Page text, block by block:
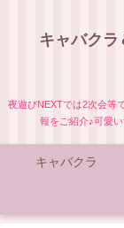
キャバクラ
夜遊びNEXTでは2次会等
報をご紹介♪可愛
キャバクラ